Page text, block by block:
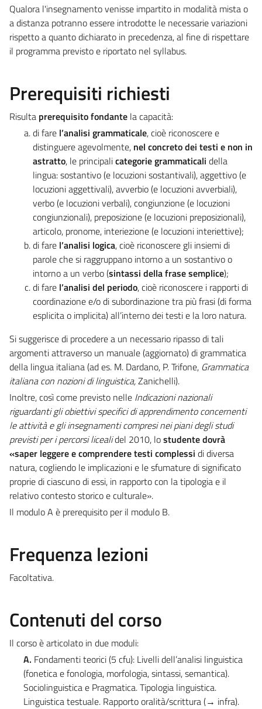
Qualora l'insegnamento venisse impartito in modalità mista o
a distanza potranno essere introdotte le necessarie variazioni
rispetto a quanto dichiarato in precedenza, al fine di rispettare
il programma previsto e riportato nel syllabus.
Prerequisiti richiesti
Risulta prerequisito fondante la capacità:
di fare l’analisi grammaticale, cioè riconoscere e
distinguere agevolmente, nel concreto dei testi e non in
astratto, le principalicategorie grammaticali della
lingua: sostantivo (e locuzioni sostantivali), aggettivo (e
locuzioni aggettivali), avverbio (e locuzioni avverbiali),
verbo (e locuzioni verbali), congiunzione (e locuzioni
congiunzionali), preposizione (e locuzioni preposizionali),
articolo, pronome, interiezione (e locuzioni interiettive);
di fare l’analisi logica, cioè riconoscere gli insiemi di
parole che si raggruppano intorno a un sostantivo o
intorno a un verbo (sintassi della frase semplice);
di fare l’analisi del periodo, cioè riconoscere i rapporti di
coordinazione e/o di subordinazione tra più frasi (di forma
esplicita o implicita) all’interno dei testi e la loro natura.
Si suggerisce di procedere a un necessario ripasso di tali
argomenti attraverso un manuale (aggiornato) di grammatica
della lingua italiana (ad es. M. Dardano, P. Trifone, Grammatica
italiana con nozioni di linguistica,Zanichelli).
Inoltre, così come previsto nelle Indicazioni nazionali
riguardanti gli obiettivi specifici di apprendimento concernenti
le attività e gli insegnamenti compresi nei piani degli studi
previsti per i percorsi licealidel 2010, lostudente dovrà
«saper leggere e comprenderetesti complessi di diversa
natura, cogliendo le implicazioni e le sfumature di significato
proprie di ciascuno di essi, in rapporto con la tipologia e il
relativo contesto storico e culturale».
Il modulo A è prerequisito per il modulo B.
Frequenza lezioni
Facoltativa.
Contenuti del corso
Il corso è articolato in due moduli:
A. Fondamenti teorici (5 cfu): Livelli dell’analisi linguistica
(fonetica e fonologia, morfologia, sintassi, semantica).
Sociolinguistica e Pragmatica. Tipologia linguistica.
Linguistica testuale. Rapporto oralità/scrittura (→ infra).